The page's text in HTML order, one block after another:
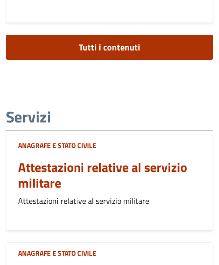
Tutti i contenuti
Servizi
ANAGRAFE E STATO CIVILE
Attestazioni relative al servizio
militare
Attestazioni relative al servizio militare
ANAGRAFE E STATO CIVILE